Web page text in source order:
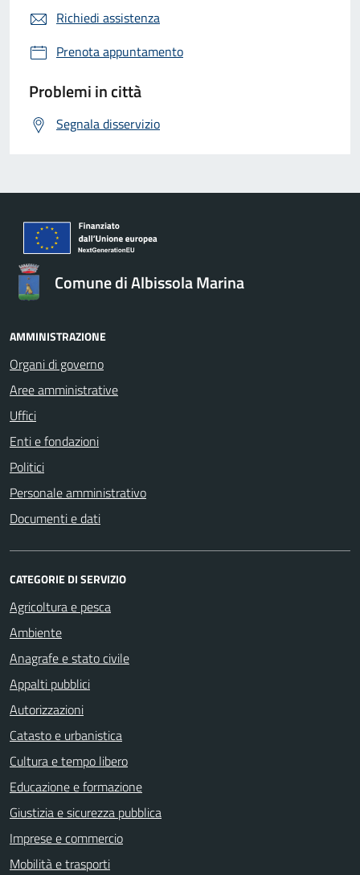
Richiedi assistenza
Prenota appuntamento
Problemi in città
Segnala disservizio
Comune di Albissola Marina
AMMINISTRAZIONE
Organi di governo
Aree amministrative
Uffici
Enti e fondazioni
Politici
Personale amministrativo
Documenti e dati
CATEGORIE DI SERVIZIO
Agricoltura e pesca
Ambiente
Anagrafe e stato civile
Appalti pubblici
Autorizzazioni
Catasto e urbanistica
Cultura e tempo libero
Educazione e formazione
Giustizia e sicurezza pubblica
Imprese e commercio
Mobilità e trasporti